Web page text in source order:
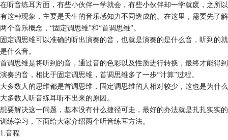
在听音练耳方面，有些小伙伴一学就会，有些小伙伴却一学就废，之所以
有这种现象，主要是天生的音乐感知力不同造成的。在这里，需要先了解
两个音乐概念，“固定调思维”和“首调思维”。
固定调思维可以准确的听出演奏的音，也就是演奏的是什么音，听到的就
是什么音。
首调思维是将听到的音，通过音的色彩以及性质进行转换，最终才能得到
演奏的音，相比于固定调思维，首调思维多了一步“计算”过程。
大多数人的思维都是首调思维，固定调思维的人相对较少，这也是为什么
大多数人听音练耳听不出来的原因。
想要解决这一问题，基本没有什么捷径可走，最好的办法就是扎扎实实的
训练学习，下面给大家介绍两个听音练耳方法。
1.音程